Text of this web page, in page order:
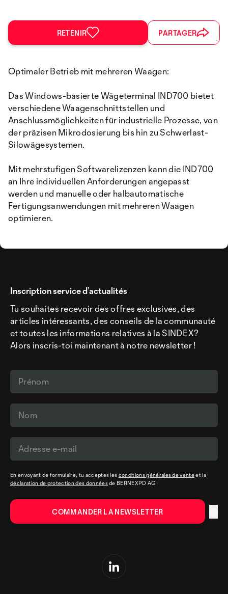
RETENIR PARTAGER
Optimaler Betrieb mit mehreren Waagen:
Das Windows-basierte Wägeterminal IND700 bietet
verschiedene Waagenschnittstellen und
Anschlussmöglichkeiten für industrielle Prozesse, von
der präzisen Mikrodosierung bis hin zu Schwerlast-
Silowägesystemen.
Mit mehrstufigen Softwarelizenzen kann die IND700
an Ihre individuellen Anforderungen angepasst
werden und manuelle oder halbautomatische
Fertigungsanwendungen mit mehreren Waagen
optimieren.
Inscription service d’actualités
Tu souhaites recevoir des offres exclusives, des
articles intéressants, des conseils de la communauté
et toutes les informations relatives à la SINDEX?
Alors inscris-toi maintenant à notre newsletter !
En envoyant ce formulaire, tu acceptes les conditions générales de venteet la
déclaration de protection des donnéesde BERNEXPO AG